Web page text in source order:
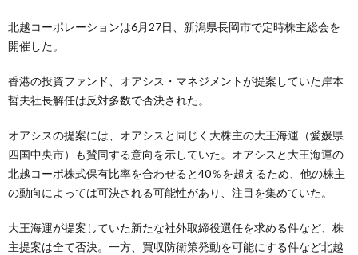
北越コーポレーションは6月27日、新潟県長岡市で定時株主総会を
開催した。
香港の投資ファンド、オアシス・マネジメントが提案していた岸本
哲夫社長解任は反対多数で否決された。
オアシスの提案には、オアシスと同じく大株主の大王海運（愛媛県
四国中央市）も賛同する意向を示していた。オアシスと大王海運の
北越コーポ株式保有比率を合わせると40％を超えるため、他の株主
の動向によっては可決される可能性があり、注目を集めていた。
大王海運が提案していた新たな社外取締役選任を求める件など、株
主提案は全て否決。一方、買収防衛策発動を可能にする件など北越